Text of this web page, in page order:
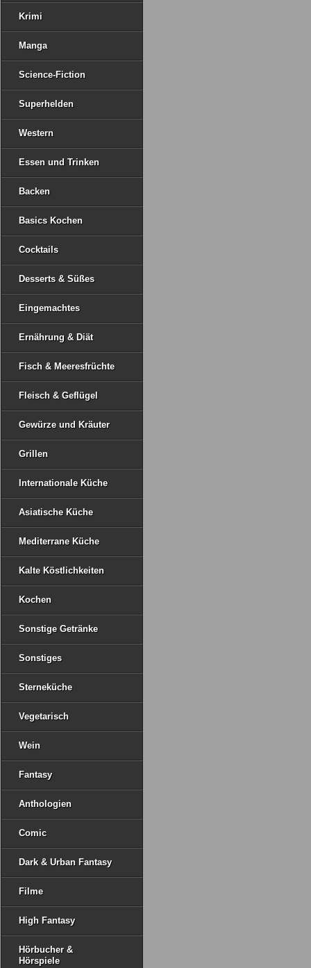
Krimi
Manga
Science-Fiction
Superhelden
Western
Essen und Trinken
Backen
Basics Kochen
Cocktails
Desserts & Süßes
Eingemachtes
Ernährung & Diät
Fisch & Meeresfrüchte
Fleisch & Geflügel
Gewürze und Kräuter
Grillen
Internationale Küche
Asiatische Küche
Mediterrane Küche
Kalte Köstlichkeiten
Kochen
Sonstige Getränke
Sonstiges
Sterneküche
Vegetarisch
Wein
Fantasy
Anthologien
Comic
Dark & Urban Fantasy
Filme
High Fantasy
Hörbucher &
Hörspiele